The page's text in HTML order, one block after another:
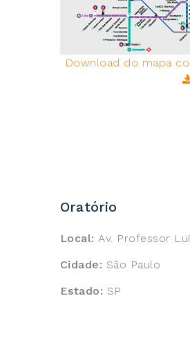
Download do mapa
Oratório
Local: Av. Professor
Cidade: São Paulo
Estado: SP